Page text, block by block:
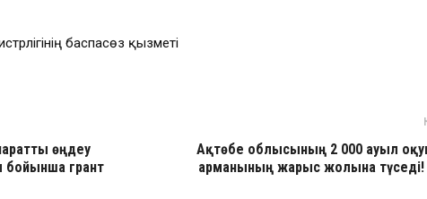
баспасөз қызметі
өңдеу
бойынша грант
Ақтөбе облысының 2 000 ауыл
арманының жарыс жолына түседі!